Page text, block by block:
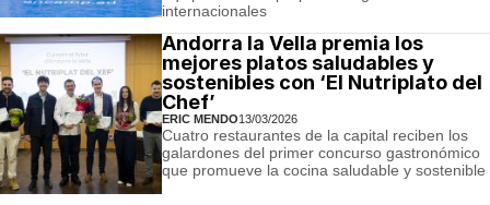
internacionales
Andorra la Vella premia los
mejores platos saludables y
sostenibles con ‘El Nutriplato del
Chef’
ERIC MENDO13/03/2026
Cuatro restaurantes de la capital reciben los
galardones del primer concurso gastronómico
que promueve la cocina saludable y sostenible